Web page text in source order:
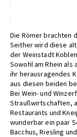
Die Römer brachten
Seither wird diese
der Weinstadt
Sowohl am Rhein als
ihr herausragendes
aus diesen beiden
Bei Wein- und
Straußwirtschaften,
Restaurants und
wunderbar ein paar
Bacchus, Riesling